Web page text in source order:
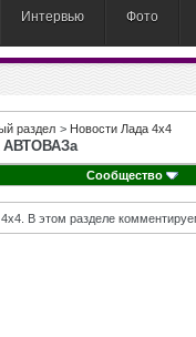
Интервью Фото
раздел > Новости Лада 4х4
АВТОВАЗа
Сообщество
В этом разделе